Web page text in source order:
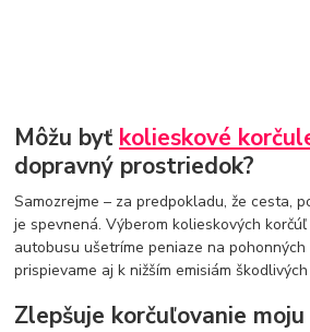
Môžu byť kolieskové
dopravný prostriedok?
Samozrejme – za predpokladu, že cesta,
je spevnená. Výberom kolieskových
autobusu ušetríme peniaze na
prispievame aj k nižším emisiám
Zlepšuje korčuľovanie moju